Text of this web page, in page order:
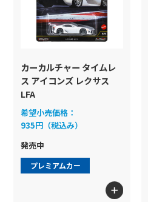
カーカルチャー タイムレ
ス アイコンズ レクサス
LFA
希望小売価格：
935円（税込み）
発売中
プレミアムカー